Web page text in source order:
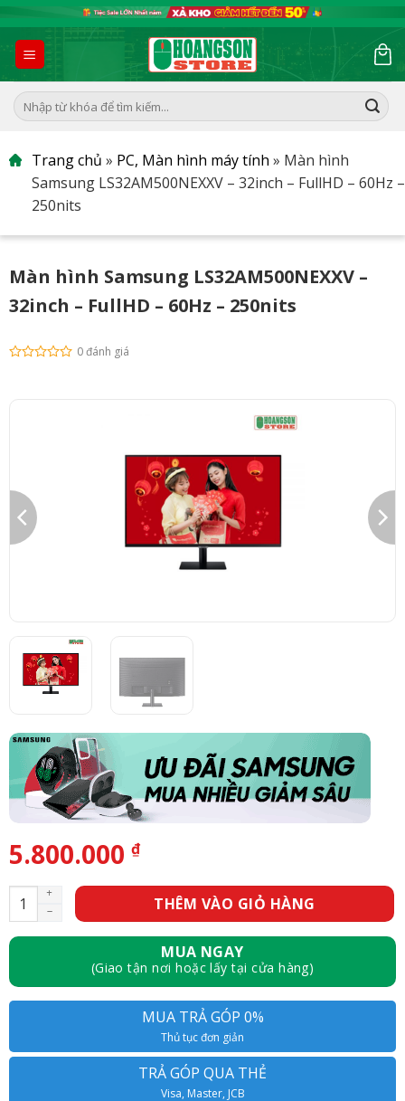
to
content
Tìm
kiếm:
Trang chủ » PC, Màn hình máy tính » Màn hình
Samsung LS32AM500NEXXV – 32inch – FullHD – 60Hz –
250nits
Màn hình Samsung LS32AM500NEXXV –
32inch – FullHD – 60Hz – 250nits
0 đánh giá
5.800.000 ₫
Màn hình Samsung LS32AM500NEXXV - 32inch - FullHD -
THÊM VÀO GIỎ HÀNG
MUA NGAY
(Giao tận nơi hoặc lấy tại cửa hàng)
MUA TRẢ GÓP 0%
Thủ tục đơn giản
TRẢ GÓP QUA THẺ
Visa, Master, JCB